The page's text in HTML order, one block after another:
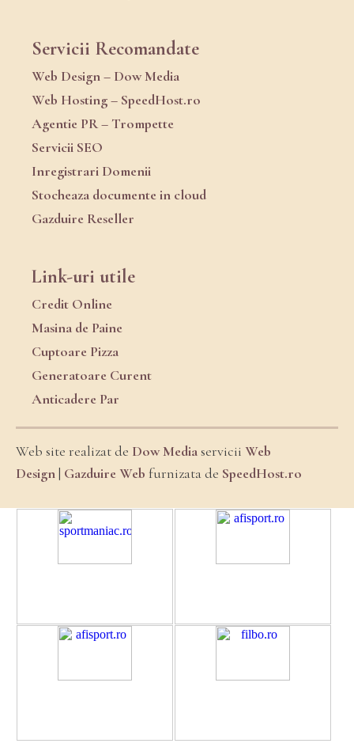
Servicii Recomandate
Web Design – Dow Media
Web Hosting – SpeedHost.ro
Agentie PR – Trompette
Servicii SEO
Inregistrari Domenii
Stocheaza documente in cloud
Gazduire Reseller
Link-uri utile
Credit Online
Masina de Paine
Cuptoare Pizza
Generatoare Curent
Anticadere Par
Web site realizat de Dow Mediaservicii Web
Design| Gazduire Web furnizata de SpeedHost.ro